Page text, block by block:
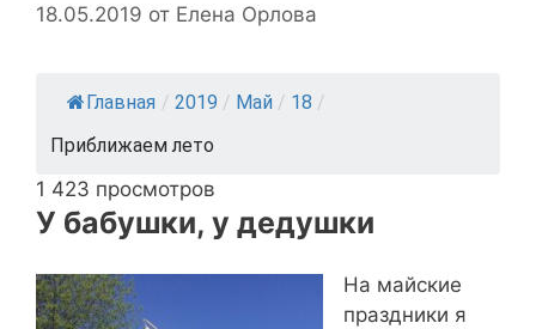
18.05.2019 от Елена Орлова
Главная / 2019 / Май / 18 /
Приближаем лето
1 423 просмотров
У бабушки, у дедушки
На майские
праздники я